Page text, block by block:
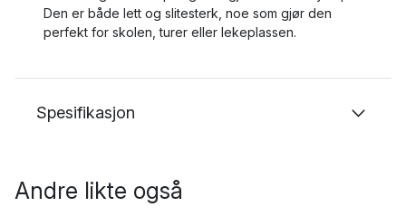
Den er både lett og slitesterk, noe som gjør den
perfekt for skolen, turer eller lekeplassen.
Spesifikasjon
Andre likte også